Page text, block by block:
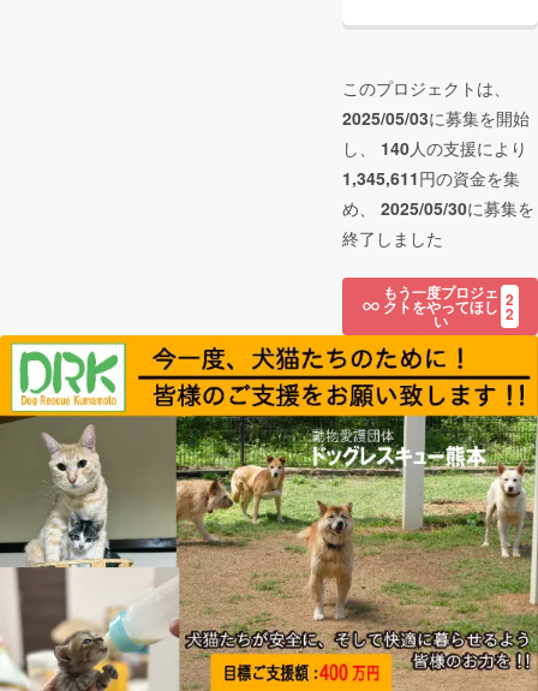
このプロジェクトは、
2025/05/03に募集を開始
し、 140人の支援により
1,345,611円の資金を集
め、 2025/05/30に募集を
終了しました
もう一度プロジェ
クトをやってほし
い
2
2